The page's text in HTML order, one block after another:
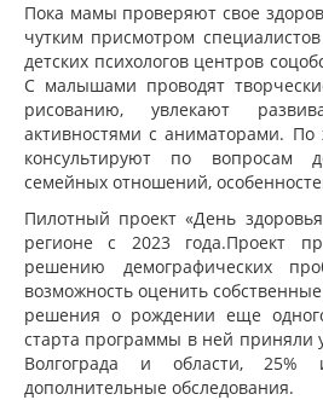
Пока мамы проверяют свое
чутким присмотром
детских психологов центров
С малышами проводят
рисованию, увлекают
активностями с аниматорами.
консультируют по вопросам
семейных отношений,
Пилотный проект «День
регионе с 2023 года.Проект
решению демографических
возможность оценить
решения о рождении еще
старта программы в ней приняли
Волгограда и области, 25%
дополнительные обследования.